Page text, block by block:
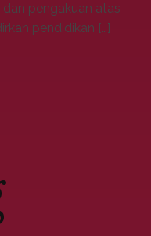
pengakuan atas
pendidikan […]